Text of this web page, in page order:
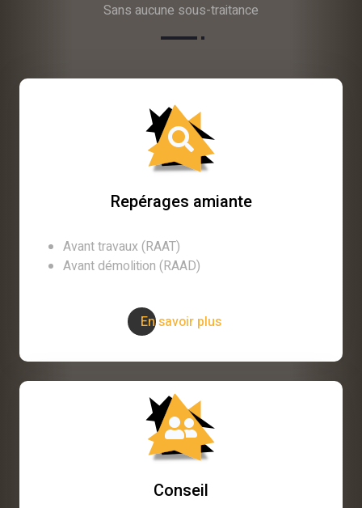
Sans aucune sous-traitance
Repérages amiante
Avant travaux (RAAT)
Avant démolition (RAAD)
En savoir plus
Conseil